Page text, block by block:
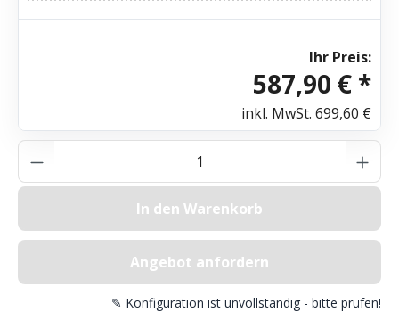
Ihr Preis:
587,90 € *
inkl. MwSt. 699,60 €
Produkt Anzahl: Gib den gewünschten
In den Warenkorb
Angebot anfordern
✎ Konfiguration ist unvollständig - bitte prüfen!